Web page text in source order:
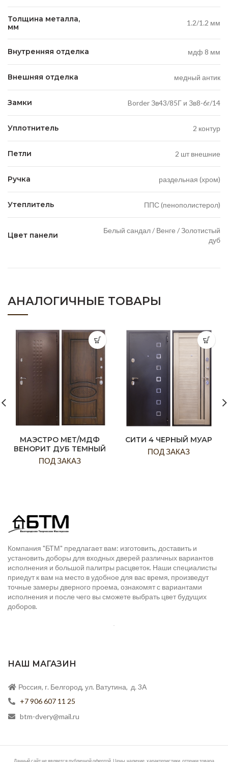
Толщина металла,
мм
1.2/1.2 мм
Внутренняя отделка мдф 8 мм
Внешняя отделка медный антик
Замки Border Зв43/85Г и Зв8-6г/14
Уплотнитель 2 контур
Петли 2 шт внешние
Ручка раздельная (хром)
Утеплитель ППС (пенополистерол)
Цвет панели
Белый сандал / Венге / Золотистый
дуб
АНАЛОГИЧНЫЕ ТОВАРЫ
МАЭСТРО МЕТ/МДФ
ВЕНОРИТ ДУБ ТЕМНЫЙ
ПОД ЗАКАЗ
СИТИ 4 ЧЕРНЫЙ МУАР
ПОД ЗАКАЗ
Компания "БТМ" предлагает вам: изготовить, доставить и
установить доборы для входных дверей различных вариантов
исполнения и большой палитры расцветок. Наши специалисты
приедут к вам на место в удобное для вас время, произведут
точные замеры дверного проема, ознакомят с вариантами
исполнения и после чего вы сможете выбрать цвет будущих
доборов.
НАШ МАГАЗИН
Россия, г. Белгород, ул. Ватутина, д. 3А
+7 906 607 11 25
btm-dvery@mail.ru
Данный сайт не является публичной офертой. Цены, наличие, характеристики, оттенки товара